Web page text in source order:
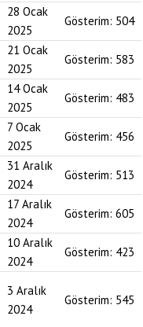
28 Ocak
2025
Gösterim: 504
21 Ocak
2025
Gösterim: 583
14 Ocak
2025
Gösterim: 483
7 Ocak
2025
Gösterim: 456
31 Aralık
2024
Gösterim: 513
17 Aralık
2024
Gösterim: 605
10 Aralık
2024
Gösterim: 423
3 Aralık
2024
Gösterim: 545